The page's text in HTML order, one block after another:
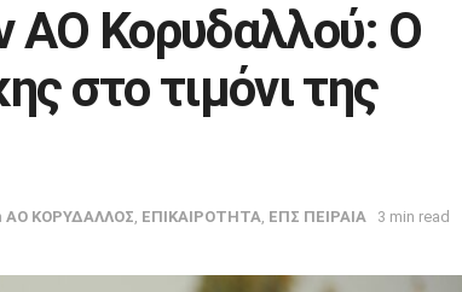
ΑΟ Κορυδαλλού: Ο
στο τιμόνι της
ΑΟ ΚΟΡΥΔΑΛΛΟΣ ΕΠΙΚΑΙΡΟΤΗΤΑ ΕΠΣ ΠΕΙΡΑΙΑ 3 min read